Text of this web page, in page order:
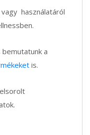
vagy használatáról
bemutatunk a
is.